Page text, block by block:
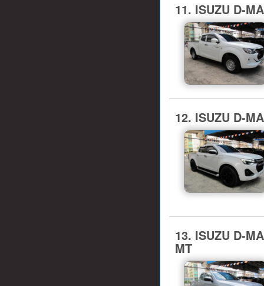
11. ISUZU D-
12. ISUZU D-
13. ISUZU D-
MT